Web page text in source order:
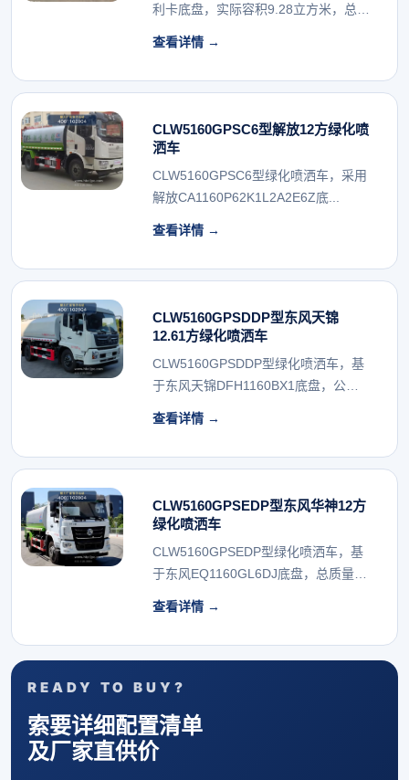
利卡底盘，实际容积9.28立方米，总质
查看详情 →
CLW5160GPSC6型解放12方绿化喷
洒车
CLW5160GPSC6型绿化喷洒车，采用
解放CA1160P62K1L2A2E6Z底...
查看详情 →
CLW5160GPSDDP型东风天锦
12.61方绿化喷洒车
CLW5160GPSDDP型绿化喷洒车，基
于东风天锦DFH1160BX1底盘，公告
查看详情 →
CLW5160GPSEDP型东风华神12方
绿化喷洒车
CLW5160GPSEDP型绿化喷洒车，基
于东风EQ1160GL6DJ底盘，总质量
查看详情 →
READY TO BUY?
索要详细配置清单
及厂家直供价